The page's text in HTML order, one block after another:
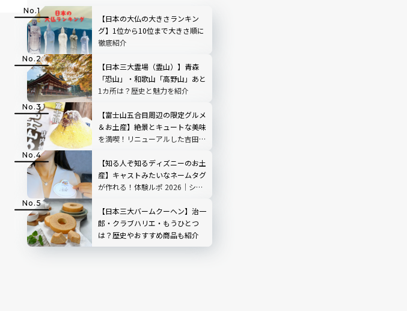
【日本の大仏の大きさランキン
グ】1位から10位まで大きさ順に
徹底紹介
【日本三大霊場（霊山）】青森
「恐山」・和歌山「高野山」あと
1カ所は？歴史と魅力を紹介
【富士山五合目周辺の限定グルメ
＆お土産】絶景とキュートな美味
を満喫！リニューアルした吉田ル
た！
【知る人ぞ知るディズニーのお土
産】キャストみたいなネームタグ
が作れる！体験ルポ 2026｜シ
【日本三大バームクーヘン】治一
郎・クラブハリエ・もうひとつ
は？歴史やおすすめ商品も紹介